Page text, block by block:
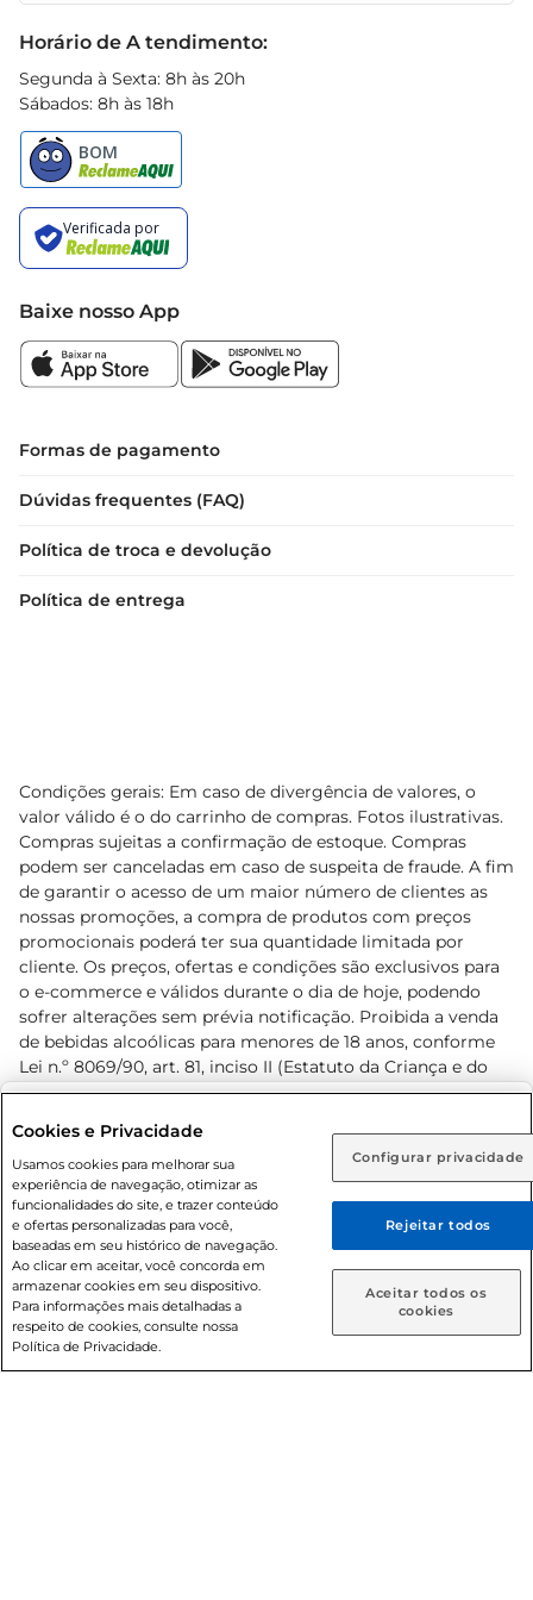
Rio de Janeiro (RJ) Goiás (GO)
Ou
Caso queira comprar online, informe como deseja receber
suas compras:
Entrega em casa Retire em Loja
Horário de A tendimento:
Segunda à Sexta: 8h às 20h
Sábados: 8h às 18h
Baixe nosso App
Formas de pagamento
Dúvidas frequentes (FAQ)
Política de troca e devolução
Política de entrega
Condições gerais: Em caso de divergência de valores, o
valor válido é o do carrinho de compras. Fotos ilustrativas.
Compras sujeitas a confirmação de estoque. Compras
podem ser canceladas em caso de suspeita de fraude. A fim
de garantir o acesso de um maior número de clientes as
nossas promoções, a compra de produtos com preços
promocionais poderá ter sua quantidade limitada por
cliente. Os preços, ofertas e condições são exclusivos para
o e-commerce e válidos durante o dia de hoje, podendo
sofrer alterações sem prévia notificação. Proibida a venda
de bebidas alcoólicas para menores de 18 anos, conforme
Lei n.º 8069/90, art. 81, inciso II (Estatuto da Criança e do
Adolescente). Preços e condições exclusivos para o
prévio. O valor mínimo para as compras on-line é de R$
80,00.
© 2026 Copyright. Todos os direitos
reservados Prezunic.
Cookies e Privacidade
Usamos cookies para melhorar sua
experiência de navegação, otimizar as
funcionalidades do site, e trazer conteúdo
e ofertas personalizadas para você,
baseadas em seu histórico de navegação.
Ao clicar em aceitar, você concorda em
armazenar cookies em seu dispositivo.
Para informações mais detalhadas a
respeito de cookies, consulte nossa
Política de Privacidade.
Configurar privacidade
Rejeitar todos
Aceitar todos os
cookies